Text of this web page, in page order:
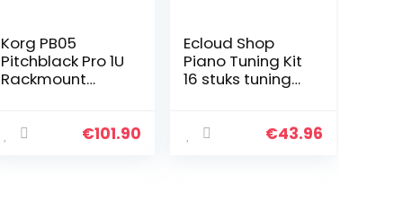
Korg PB05
Pitchblack Pro 1U
Rackmount
€101.90
Ecloud Shop
Piano Tuning Kit
16 stuks tuning
stemsleutel€43.96